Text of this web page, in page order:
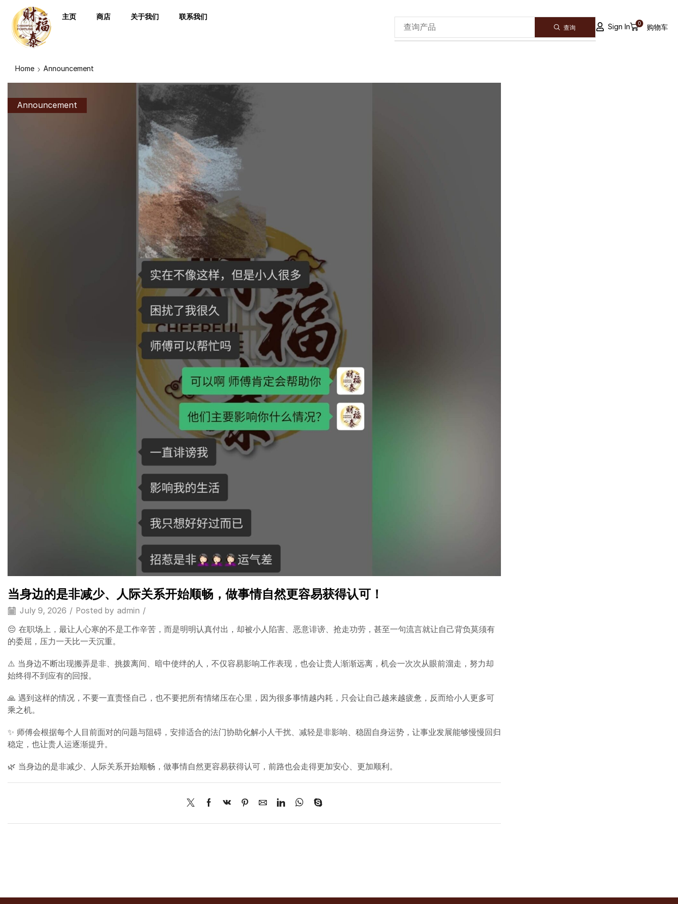
主页 商店 关于我们 联系我们
查询 Sign In 0 购物车
Home Announcement
Announcement
当身边的是非减少、人际关系开始顺畅，做事情自然更容易获得认可！
July 9, 2026 / Posted by admin /
😔 在职场上，最让人心寒的不是工作辛苦，而是明明认真付出，却被小人陷害、恶意诽谤、抢走功劳，甚至一句流言就让自己背负莫须有
的委屈，压力一天比一天沉重。
⚠️ 当身边不断出现搬弄是非、挑拨离间、暗中使绊的人，不仅容易影响工作表现，也会让贵人渐渐远离，机会一次次从眼前溜走，努力却
始终得不到应有的回报。
🙏 遇到这样的情况，不要一直责怪自己，也不要把所有情绪压在心里，因为很多事情越内耗，只会让自己越来越疲惫，反而给小人更多可
乘之机。
✨ 师傅会根据每个人目前面对的问题与阻碍，安排适合的法门协助化解小人干扰、减轻是非影响、稳固自身运势，让事业发展能够慢慢回归
稳定，也让贵人运逐渐提升。
🌿 当身边的是非减少、人际关系开始顺畅，做事情自然更容易获得认可，前路也会走得更加安心、更加顺利。